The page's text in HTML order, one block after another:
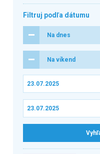
Filtruj podľa dátumu
Na dnes
Na víkend